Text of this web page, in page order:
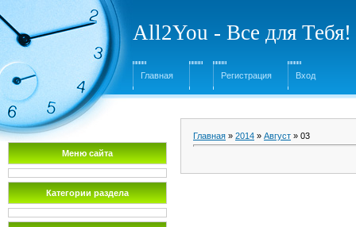
All2You - Все для Тебя!
Главная Регистрация Вход
Меню сайта
Категории раздела
Главная » 2014 » Август » 03